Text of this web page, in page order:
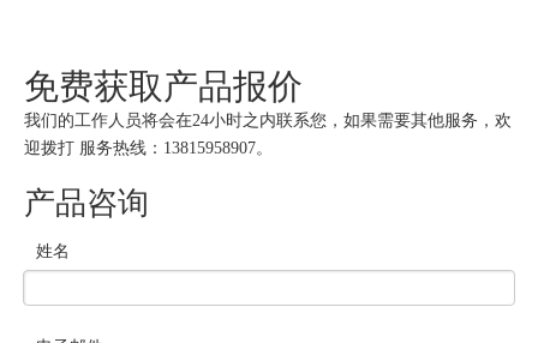
免费获取产品报价
我们的工作人员将会在24小时之内联系您，如果需要其他服务，欢
迎拨打 服务热线：13815958907。
产品咨询
姓名